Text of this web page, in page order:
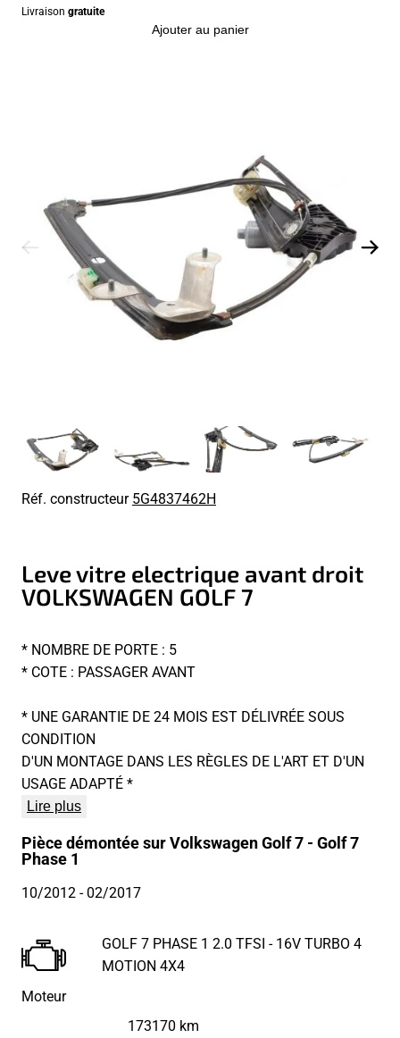
Livraison gratuite
Ajouter au panier
Réf. constructeur5G4837462H
Leve vitre electrique avant droit
VOLKSWAGEN GOLF 7
* NOMBRE DE PORTE : 5
* COTE : PASSAGER AVANT
* UNE GARANTIE DE 24 MOIS EST DÉLIVRÉE SOUS
CONDITION
D'UN MONTAGE DANS LES RÈGLES DE L'ART ET D'UN
USAGE ADAPTÉ *
Lire plus
Pièce démontée sur Volkswagen Golf 7 - Golf 7
Phase 1
10/2012 - 02/2017
Moteur
GOLF 7 PHASE 1 2.0 TFSI - 16V TURBO 4
MOTION 4X4
173170 km